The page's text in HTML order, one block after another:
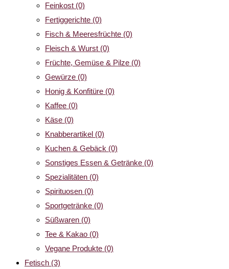
Feinkost (0)
Fertiggerichte (0)
Fisch & Meeresfrüchte (0)
Fleisch & Wurst (0)
Früchte, Gemüse & Pilze (0)
Gewürze (0)
Honig & Konfitüre (0)
Kaffee (0)
Käse (0)
Knabberartikel (0)
Kuchen & Gebäck (0)
Sonstiges Essen & Getränke (0)
Spezialitäten (0)
Spirituosen (0)
Sportgetränke (0)
Süßwaren (0)
Tee & Kakao (0)
Vegane Produkte (0)
Fetisch (3)